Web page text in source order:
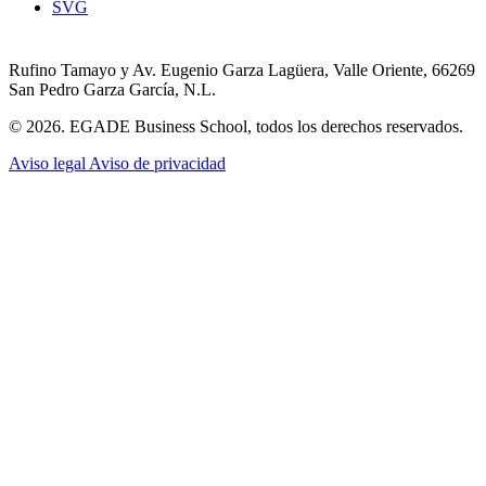
SVG
Rufino Tamayo y Av. Eugenio Garza Lagüera, Valle Oriente, 66269
San Pedro Garza García, N.L.
© 2026. EGADE Business School, todos los derechos reservados.
Aviso legal Aviso de privacidad